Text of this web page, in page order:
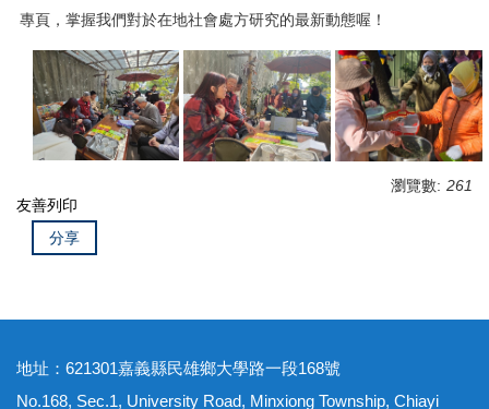
專頁，掌握我們對於在地社會處方研究的最新動態喔！
瀏覽數: 261
友善列印
分享
地址：621301嘉義縣民雄鄉大學路一段168號
No.168, Sec.1, University Road, Minxiong Township, Chiayi